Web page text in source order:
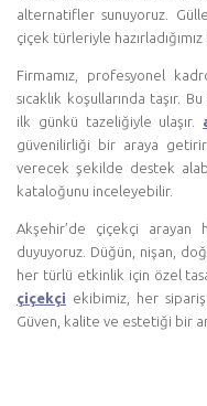
alternatifler sunuyoruz.
çiçek türleriyle
Firmamız, profesyonel
sıcaklık koşullarında taşır.
ilk günkü tazeliğiyle ulaşır.
güvenilirliği bir araya
verecek şekilde destek
kataloğunu inceleyebilir.
Akşehir’de çiçekçi
duyuyoruz. Düğün, nişan,
her türlü etkinlik için özel
çiçekçi ekibimiz, her
Güven, kalite ve estetiği bir